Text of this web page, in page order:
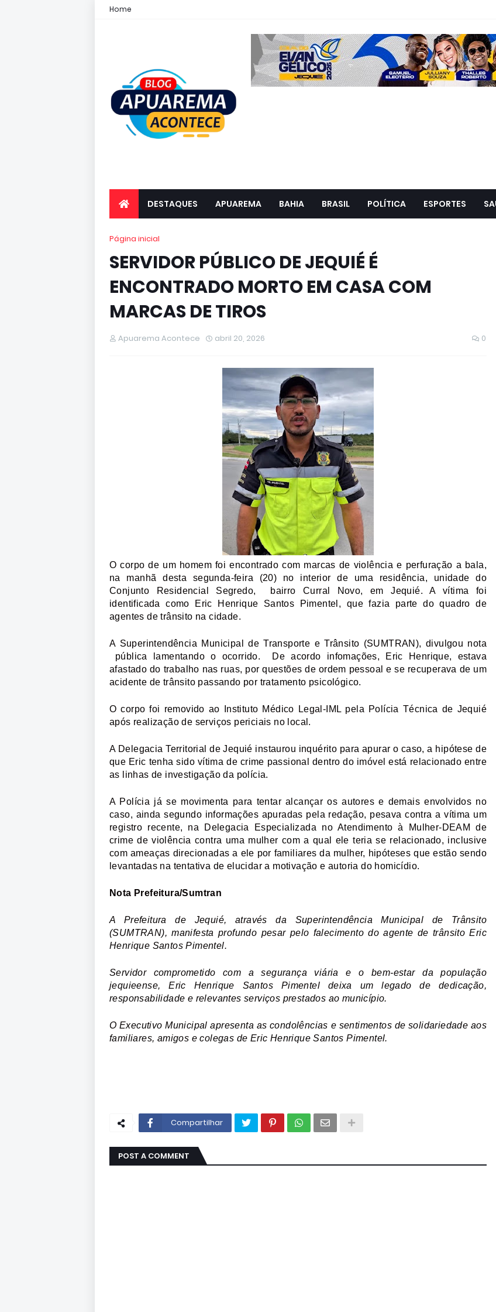
Home
DESTAQUES APUAREMA BAHIA BRASIL POLÍTICA ESPORTES
Página inicial
SERVIDOR PÚBLICO DE JEQUIÉ É
ENCONTRADO MORTO EM CASA COM
MARCAS DE TIROS
Apuarema Acontece abril 20, 2026 0
O corpo de um homem foi encontrado com marcas de violência e perfuração a bala,
na manhã desta segunda-feira (20) no interior de uma residência, unidade do
Conjunto Residencial Segredo, bairro Curral Novo, em Jequié. A vítima foi
identificada como Eric Henrique Santos Pimentel, que fazia parte do quadro de
agentes de trânsito na cidade.
A Superintendência Municipal de Transporte e Trânsito (SUMTRAN), divulgou nota
pública lamentando o ocorrido. De acordo infomações, Eric Henrique, estava
afastado do trabalho nas ruas, por questões de ordem pessoal e se recuperava de um
acidente de trânsito passando por tratamento psicológico.
O corpo foi removido ao Instituto Médico Legal-IML pela Polícia Técnica de Jequié
após realização de serviços periciais no local.
A Delegacia Territorial de Jequié instaurou inquérito para apurar o caso, a hipótese de
que Eric tenha sido vítima de crime passional dentro do imóvel está relacionado entre
as linhas de investigação da polícia.
A Polícia já se movimenta para tentar alcançar os autores e demais envolvidos no
caso, ainda segundo informações apuradas pela redação, pesava contra a vítima um
registro recente, na Delegacia Especializada no Atendimento à Mulher-DEAM de
crime de violência contra uma mulher com a qual ele teria se relacionado, inclusive
com ameaças direcionadas a ele por familiares da mulher, hipóteses que estão sendo
levantadas na tentativa de elucidar a motivação e autoria do homicídio.
Nota Prefeitura/Sumtran
A Prefeitura de Jequié, através da Superintendência Municipal de Trânsito
(SUMTRAN), manifesta profundo pesar pelo falecimento do agente de trânsito Eric
Henrique Santos Pimentel.
Servidor comprometido com a segurança viária e o bem-estar da população
jequieense, Eric Henrique Santos Pimentel deixa um legado de dedicação,
responsabilidade e relevantes serviços prestados ao município.
O Executivo Municipal apresenta as condolências e sentimentos de solidariedade aos
familiares, amigos e colegas de Eric Henrique Santos Pimentel.
Compartilhar
POST A COMMENT